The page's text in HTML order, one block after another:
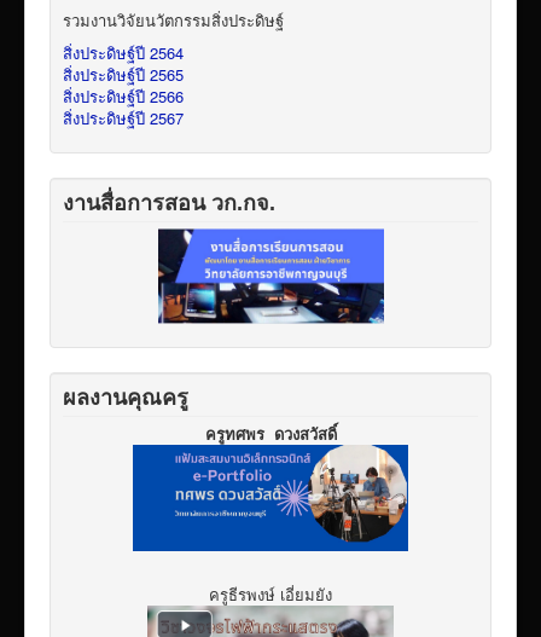
รวมงานวิจัยนวัตกรรมสิ่งประดิษฐ์
สิ่งประดิษฐ์ปี 2564
สิ่งประดิษฐ์ปี 2565
สิ่งประดิษฐ์ปี 2566
สิ่งประดิษฐ์ปี 2567
งานสื่อการสอน วก.กจ.
ผลงานคุณครู
ครูทศพร ดวงสวัสดิ์
ครูธีรพงษ์ เอี่ยมยัง